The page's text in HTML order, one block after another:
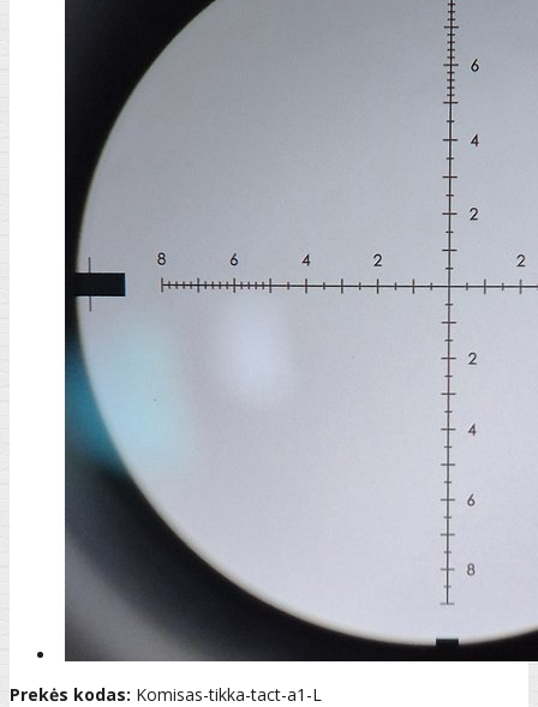
Prekės kodas: Komisas-tikka-tact-a1-L